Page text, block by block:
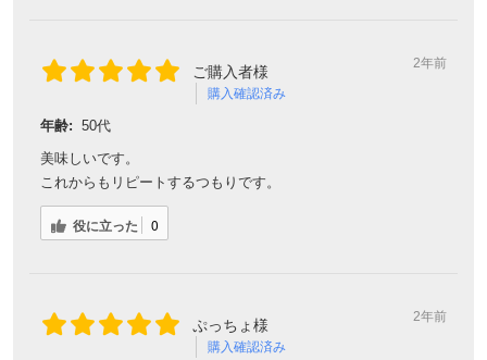
ご購入者様
購入確認済み
2年前
年齢: 50代
美味しいです。
これからもリピートするつもりです。
役に立った 0
ぷっちょ様
購入確認済み
2年前